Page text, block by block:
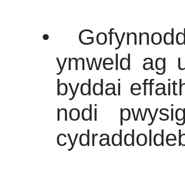
•
ymweld ag
byddai
nodi